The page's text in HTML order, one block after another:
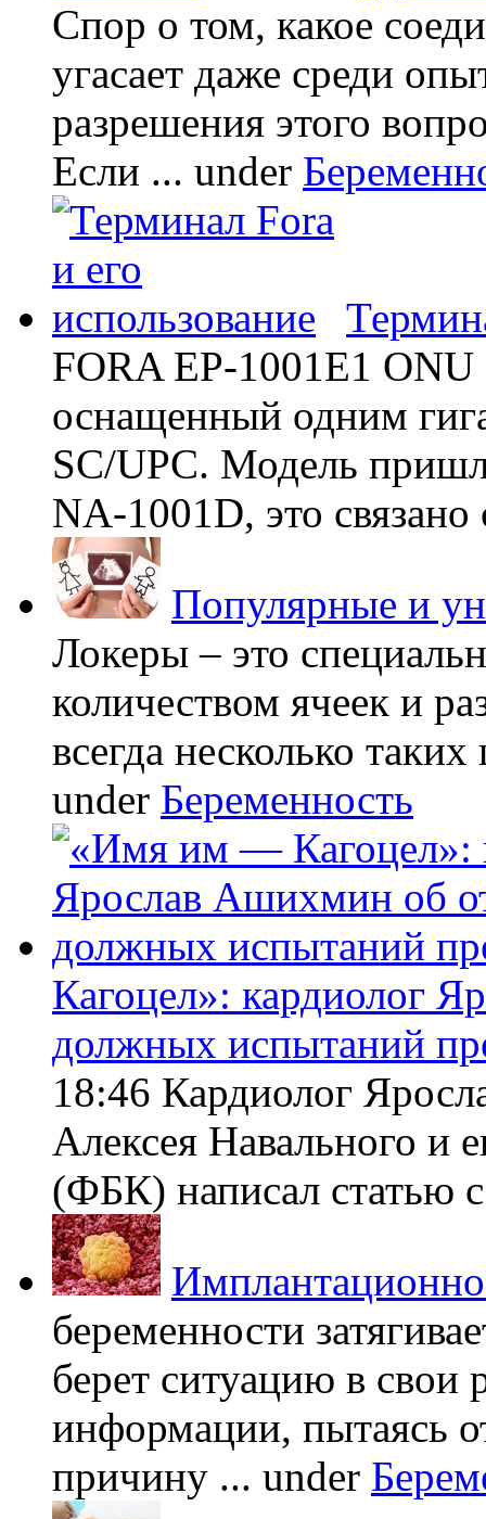
Спор о том, какое
угасает даже среди
разрешения этого
Если ... under
FORA EP-1001E1 ONU
оснащенный одним
SC/UPC. Модель
NA-1001D, это связано
Популярные и
Локеры – это
количеством ячеек и
всегда несколько
under Беременность
Кагоцел»: кардиолог
должных испытаний
18:46 Кардиолог
Алексея Навального и
(ФБК) написал статью
беременности
берет ситуацию в свои
информации, пытаясь
причину ... under